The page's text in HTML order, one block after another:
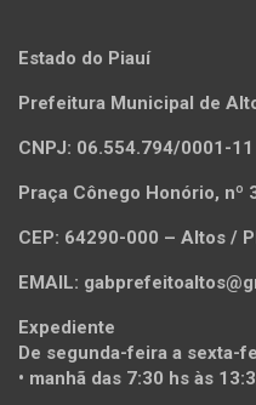
Estado do Piauí
Prefeitura Municipal de
CNPJ: 06.554.794/0001-11
Praça Cônego Honório, nº
CEP: 64290-000 – Altos /
EMAIL:
Expediente
De segunda-feira a sexta-
• manhã das 7:30 hs às